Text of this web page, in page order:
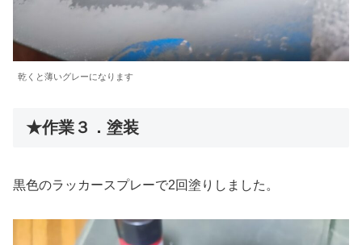
乾くと薄いグレーになります
★作業３．塗装
黒色のラッカースプレーで2回塗りしました。